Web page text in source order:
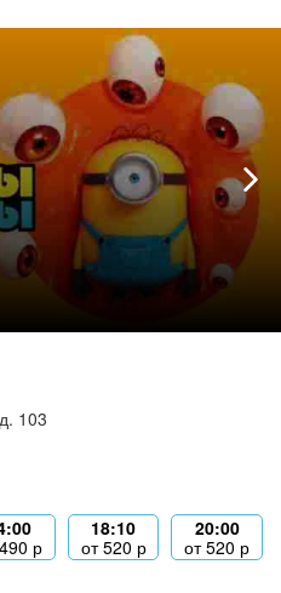
103
490 р
18:10
от520 р
20:00
от520 р